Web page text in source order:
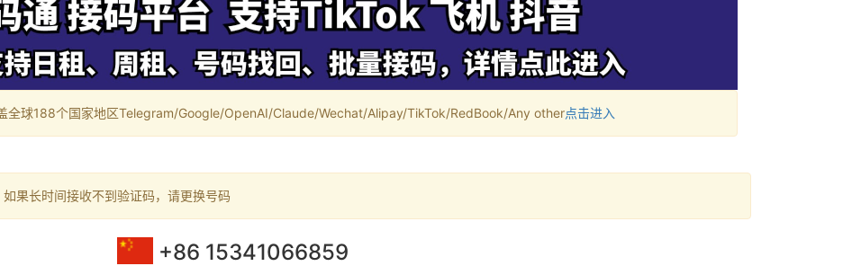
全球188个国家地区Telegram/Google/OpenAI/Claude/Wechat/Alipay/TikTok/RedBook/Any other点击进入
果长时间接收不到验证码，请更换号码
+86 15341066859